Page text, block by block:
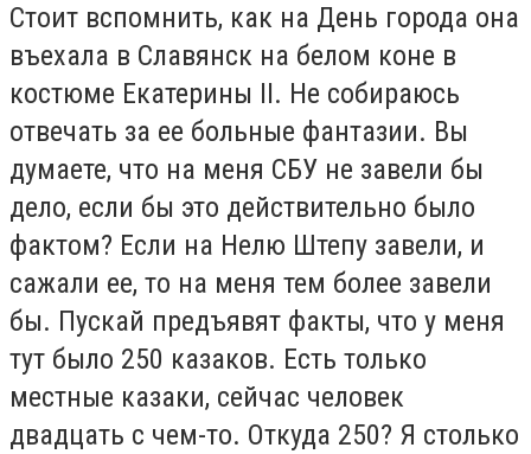
Стоит вспомнить, как на День города она
въехала в Славянск на белом коне в
костюме Екатерины II. Не собираюсь
отвечать за ее больные фантазии. Вы
думаете, что на меня СБУ не завели бы
дело, если бы это действительно было
фактом? Если на Нелю Штепу завели, и
сажали ее, то на меня тем более завели
бы. Пускай предъявят факты, что у меня
тут было 250 казаков. Есть только
местные казаки, сейчас человек
двадцать с чем-то. Откуда 250? Я столько